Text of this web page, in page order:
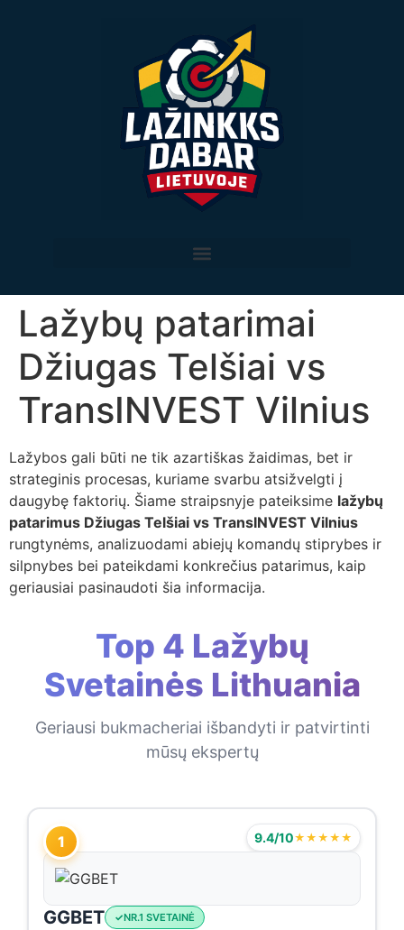
Lažybų patarimai
Džiugas Telšiai vs
TransINVEST Vilnius
Lažybos gali būti ne tik azartiškas žaidimas, bet ir
strateginis procesas, kuriame svarbu atsižvelgti į
daugybę faktorių. Šiame straipsnyje pateiksime lažybų
patarimus Džiugas Telšiai vs TransINVEST Vilnius
rungtynėms, analizuodami abiejų komandų stiprybes ir
silpnybes bei pateikdami konkrečius patarimus, kaip
geriausiai pasinaudoti šia informacija.
Top 4 Lažybų
Svetainės Lithuania
Geriausi bukmacheriai išbandyti ir patvirtinti
mūsų ekspertų
1 9.4/10★★★★★
GGBET NR.1 SVETAINĖ